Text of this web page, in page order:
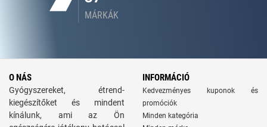
MÁRKÁK
O NÁS
Gyógyszereket, étrend-
kiegészítőket és mindent
kínálunk, ami az Ön
INFORMÁCIÓ
Kedvezményes kuponok és
promóciók
Minden kategória